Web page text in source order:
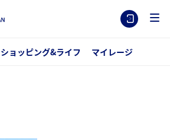
ショッピング&ライフ マイレージ